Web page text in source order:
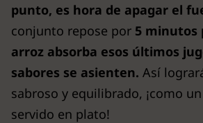
punto, es hora de apagar el
conjunto repose por 5 minutos
arroz absorba esos últimos
sabores se asienten. Así
sabroso y equilibrado, ¡como
servido en plato!